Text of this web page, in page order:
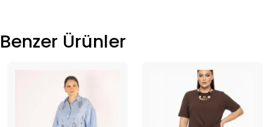
Benzer Ürünler